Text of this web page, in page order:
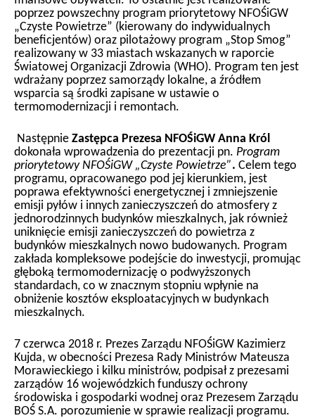
poprzez powszechny program priorytetowy NFOŚiGW
„Czyste Powietrze” (kierowany do indywidualnych
beneficjentów) oraz pilotażowy program „Stop Smog”
realizowany w 33 miastach wskazanych w raporcie
Światowej Organizacji Zdrowia (WHO). Program ten jest
wdrażany poprzez samorządy lokalne, a źródłem
wsparcia są środki zapisane w ustawie o
termomodernizacji i remontach.
Następnie Zastępca Prezesa NFOŚiGW Anna Król
dokonała wprowadzenia do prezentacji pn. Program
priorytetowy NFOŚiGW „Czyste Powietrze”. Celem tego
programu, opracowanego pod jej kierunkiem, jest
poprawa efektywności energetycznej i zmniejszenie
emisji pyłów i innych zanieczyszczeń do atmosfery z
jednorodzinnych budynków mieszkalnych, jak również
uniknięcie emisji zanieczyszczeń do powietrza z
budynków mieszkalnych nowo budowanych. Program
zakłada kompleksowe podejście do inwestycji, promując
głęboką termomodernizację o podwyższonych
standardach, co w znacznym stopniu wpłynie na
obniżenie kosztów eksploatacyjnych w budynkach
mieszkalnych.
7 czerwca 2018 r. Prezes Zarządu NFOŚiGW Kazimierz
Kujda, w obecności Prezesa Rady Ministrów Mateusza
Morawieckiego i kilku ministrów, podpisał z prezesami
zarządów 16 wojewódzkich funduszy ochrony
środowiska i gospodarki wodnej oraz Prezesem Zarządu
BOŚ S.A. porozumienie w sprawie realizacji programu.